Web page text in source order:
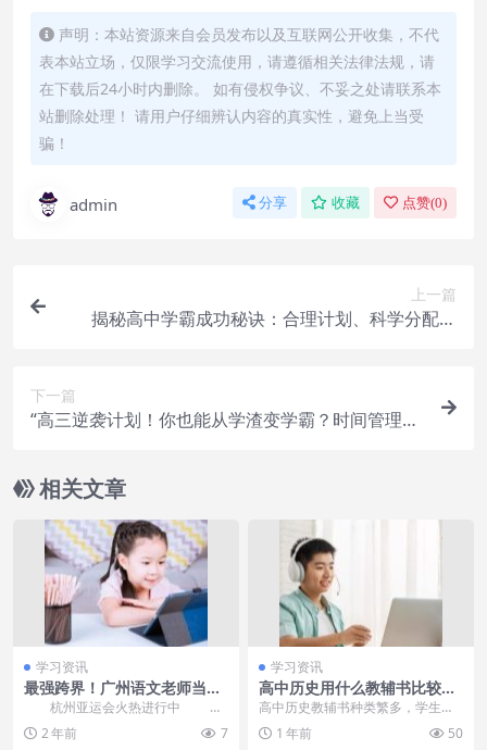
声明：本站资源来自会员发布以及互联网公开收集，不代
表本站立场，仅限学习交流使用，请遵循相关法律法规，请
在下载后24小时内删除。 如有侵权争议、不妥之处请联系本
站删除处理！ 请用户仔细辨认内容的真实性，避免上当受
骗！
admin 分享 收藏 点赞(0)
上一篇
揭秘高中学霸成功秘诀：合理计划、科学分配时
下一篇
“高三逆袭计划！你也能从学渣变学霸？时间管理与
相关文章
学习资讯
最强跨界！广州语文老师当亚
运会英语主播！
杭州亚运会火热进行中 你
知道在亚运会的赛场上 也有广
州声音吗？ ...
2 年前 7
学习资讯
高中历史用什么教辅书比较好
哪些好用
高中历史教辅书种类繁多，学生应
根据自己的学习需求和实际情况进
行选择。在选择时，可...
1 年前 50